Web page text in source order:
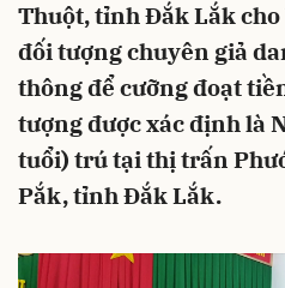
Thuột, tỉnh Đắk Lắk
đối tượng chuyên giả
thông để cưỡng đoạt
tượng được xác định là
tuổi) trú tại thị trấn
Pắk, tỉnh Đắk Lắk.